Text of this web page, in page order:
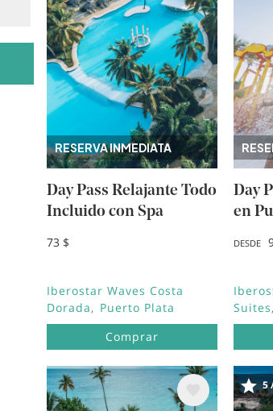
RESERVA INMEDIATA
Day Pass Relajante Todo
Incluido con Spa
73 $
Iberostar Waves Costa
Dorada
Puerto Plata
Comprar
Day
en
DESDE
Suites
Image
5